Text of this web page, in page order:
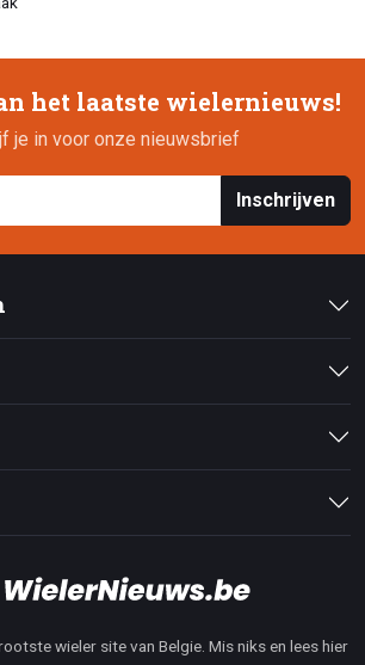
het laatste wielernieuws!
je in voor onze nieuwsbrief
Inschrijven
wieler site van Belgie. Mis niks en lees hier